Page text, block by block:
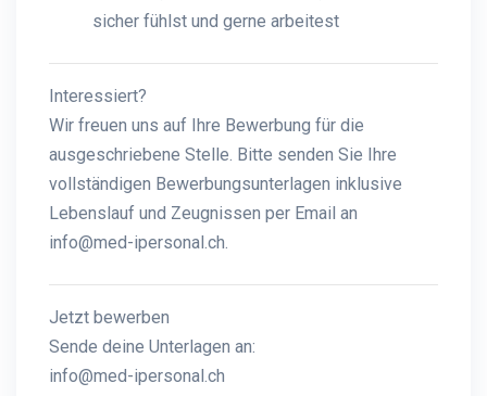
sicher fühlst und gerne arbeitest
Interessiert?
Wir freuen uns auf Ihre Bewerbung für die
ausgeschriebene Stelle. Bitte senden Sie Ihre
vollständigen Bewerbungsunterlagen inklusive
Lebenslauf und Zeugnissen per Email an
info@med-ipersonal.ch.
Jetzt bewerben
Sende deine Unterlagen an:
info@med-ipersonal.ch